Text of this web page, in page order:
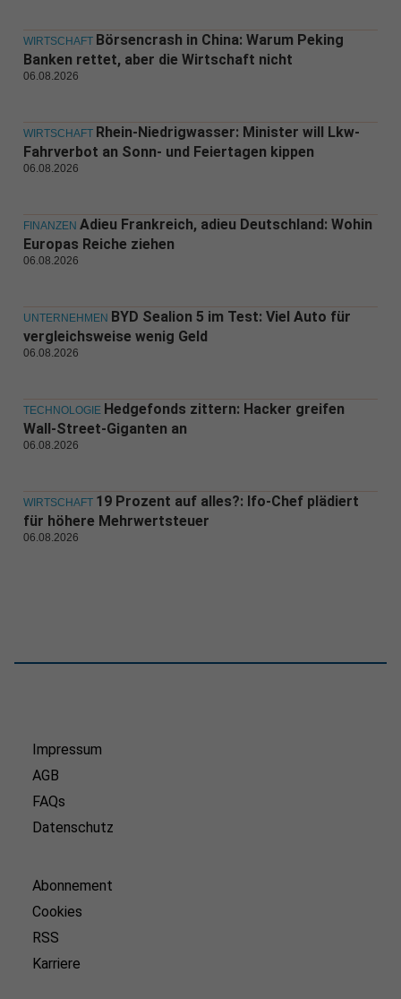
WIRTSCHAFT Börsencrash in China: Warum Peking
Banken rettet, aber die Wirtschaft nicht
06.08.2026
WIRTSCHAFT Rhein-Niedrigwasser: Minister will Lkw-
Fahrverbot an Sonn- und Feiertagen kippen
06.08.2026
FINANZEN Adieu Frankreich, adieu Deutschland: Wohin
Europas Reiche ziehen
06.08.2026
UNTERNEHMEN BYD Sealion 5 im Test: Viel Auto für
vergleichsweise wenig Geld
06.08.2026
TECHNOLOGIE Hedgefonds zittern: Hacker greifen
Wall-Street-Giganten an
06.08.2026
WIRTSCHAFT 19 Prozent auf alles?: Ifo-Chef plädiert
für höhere Mehrwertsteuer
06.08.2026
Impressum
AGB
FAQs
Datenschutz
Abonnement
Cookies
RSS
Karriere